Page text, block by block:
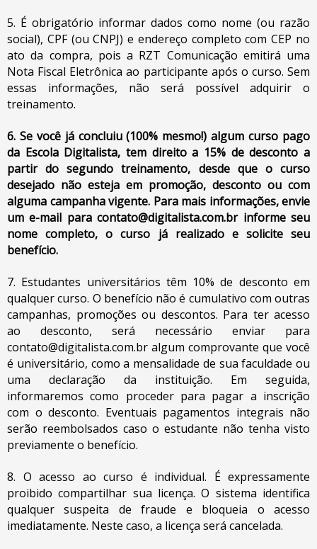
5. É obrigatório informar dados como nome (ou razão
social), CPF (ou CNPJ) e endereço completo com CEP no
ato da compra, pois a RZT Comunicação emitirá uma
Nota Fiscal Eletrônica ao participante após o curso. Sem
essas informações, não será possível adquirir o
treinamento.
6. Se você já concluiu (100% mesmo!) algum curso pago
da Escola Digitalista, tem direito a 15% de desconto a
partir do segundo treinamento, desde que o curso
desejado não esteja em promoção, desconto ou com
alguma campanha vigente. Para mais informações, envie
um e-mail paracontato@digitalista.com.brinforme seu
nome completo, o curso já realizado e solicite seu
benefício.
7. Estudantes universitários têm 10% de desconto em
qualquer curso. O benefício não é cumulativo com outras
campanhas, promoções ou descontos. Para ter acesso
ao desconto, será necessário enviar para
contato@digitalista.com.br algum comprovante que você
é universitário, como a mensalidade de sua faculdade ou
uma declaração da instituição. Em seguida,
informaremos como proceder para pagar a inscrição
com o desconto. Eventuais pagamentos integrais não
serão reembolsados caso o estudante não tenha visto
previamente o benefício.
8. O acesso ao curso é individual. É expressamente
proibido compartilhar sua licença. O sistema identifica
qualquer suspeita de fraude e bloqueia o acesso
imediatamente. Neste caso, a licença será cancelada.